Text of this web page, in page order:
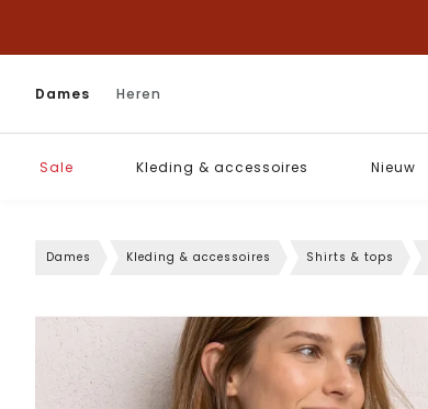
Dames Heren
Sale Kleding & accessoires Nieuw
Dames Kleding & accessoires Shirts & tops